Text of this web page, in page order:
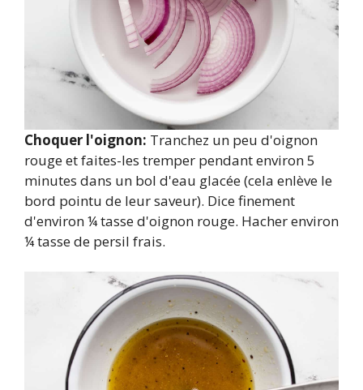
Choquer l'oignon: Tranchez un peu d'oignon
rouge et faites-les tremper pendant environ 5
minutes dans un bol d'eau glacée (cela enlève le
bord pointu de leur saveur). Dice finement
d'environ ¼ tasse d'oignon rouge. Hacher environ
¼ tasse de persil frais.